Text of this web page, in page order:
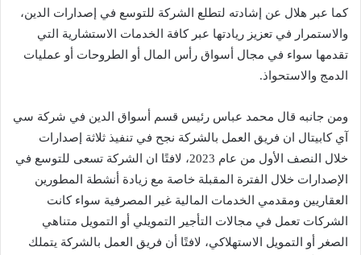
كما عبر هلال عن إشادته لتطلع الشركة للتوسع في إصدارات الدين،
والاستمرار في تعزيز ريادتها عبر كافة الخدمات الاستشارية التي
تقدمها سواء في مجال أسواق رأس المال أو الطروحات أو عمليات
الدمج والاستحواذ.
ومن جانبه قال محمد عباس رئيس قسم أسواق الدين في شركة سي
آي كابيتال ان فريق العمل بالشركة نجح في تنفيذ ثلاثة إصدارات
خلال النصف الأول من عام 2023، لافتًا ان الشركة تسعى للتوسع في
الإصدارات خلال الفترة المقبلة خاصة مع زيادة أنشطة المطورين
العقاريين ومقدمي الخدمات المالية غير المصرفية سواء كانت
الشركات تعمل في مجالات التأجير التمويلي أو التمويل متناهي
الصغر أو التمويل الاستهلاكي، لافتًا أن فريق العمل بالشركة يتملك